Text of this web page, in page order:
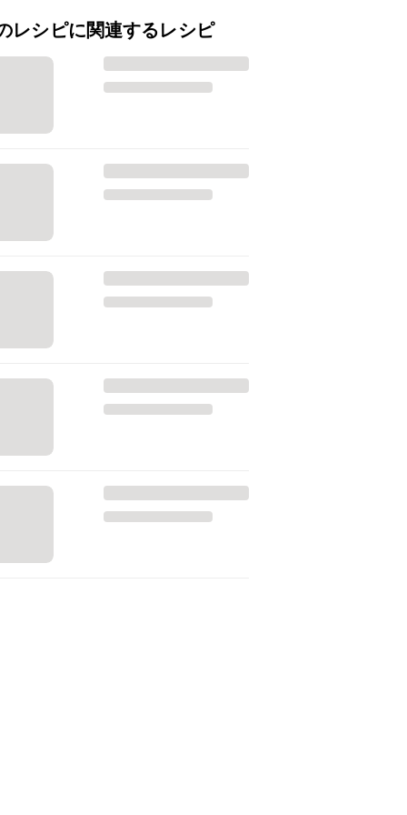
レシピに関連するレシピ